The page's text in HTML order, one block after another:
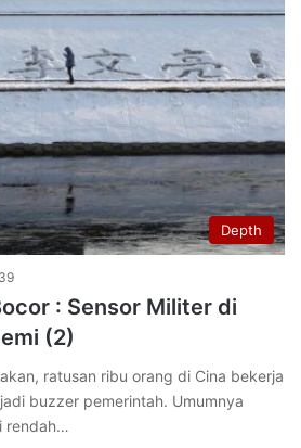
Depth
: Sensor Militer di
(2)
ratusan ribu orang di Cina bekerja
buzzer pemerintah. Umumnya
rendah…